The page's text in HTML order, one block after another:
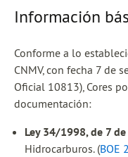
de
ayuda
a
la
navegación
Información
Conforme a lo
CNMV, con fecha 7 de
Oficial 10813), Cores
documentación:
Ley 34/1998, de 7
Hidrocarburos. (BOE